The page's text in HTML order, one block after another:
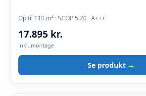
Op til 110 m² · SCOP 5.20 · A+++
17.895 kr.
inkl. montage
Se produkt →